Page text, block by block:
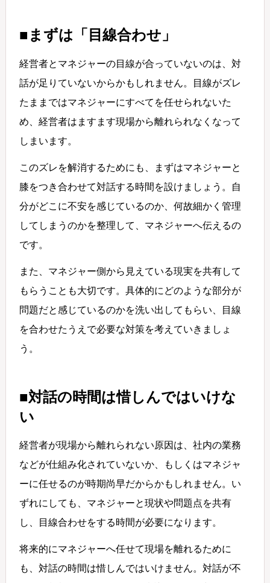
■まずは「目線合わせ」
経営者とマネジャーの目線が合っていないのは、対
話が足りていないからかもしれません。目線がズレ
たままではマネジャーにすべてを任せられないた
め、経営者はますます現場から離れられなくなって
しまいます。
このズレを解消するためにも、まずはマネジャーと
膝をつき合わせて対話する時間を設けましょう。自
分がどこに不安を感じているのか、何故細かく管理
してしまうのかを整理して、マネジャーへ伝えるの
です。
また、マネジャー側から見えている現実を共有して
もらうことも大切です。具体的にどのような部分が
問題だと感じているのかを洗い出してもらい、目線
を合わせたうえで必要な対策を考えていきましょ
う。
■対話の時間は惜しんではいけな
い
経営者が現場から離れられない原因は、社内の業務
などが仕組み化されていないか、もしくはマネジャ
ーに任せるのが時期尚早だからかもしれません。い
ずれにしても、マネジャーと現状や問題点を共有
し、目線合わせをする時間が必要になります。
将来的にマネジャーへ任せて現場を離れるために
も、対話の時間は惜しんではいけません。対話が不